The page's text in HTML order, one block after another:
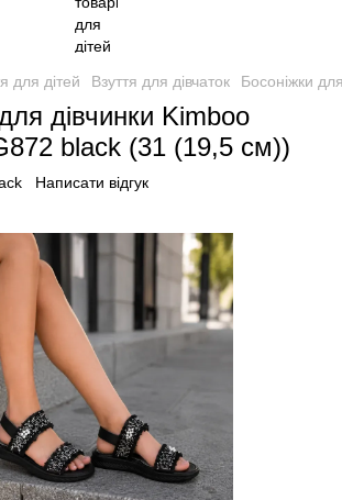
для дітей Взуття для дівчаток Босоніжки
дівчинки Kimboo
black (31 (19,5 см))
Написати відгук